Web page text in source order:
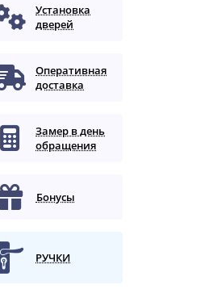
Установка
дверей
Оперативная
доставка
Замер в день
обращения
Бонусы
РУЧКИ